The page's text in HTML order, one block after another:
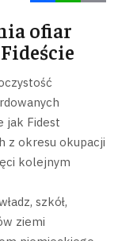
ofiar
jak Fidest
z okresu okupacji
kolejnym
szkół,
ziemi